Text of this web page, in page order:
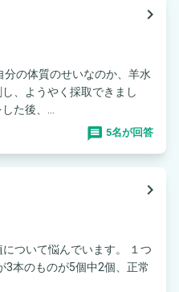
navigate_next
の体質のせいなのか、羊水
、ようやく採取できまし
た後、...
5名が回答
navigate_next
いて悩んでいます。 １つ
3本のものが5個中2個、正常